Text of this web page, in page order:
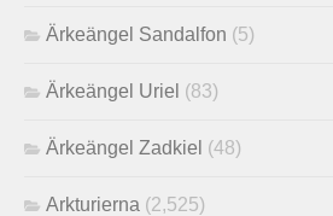
Ärkeängel Sandalfon (5)
Ärkeängel Uriel (83)
Ärkeängel Zadkiel (48)
Arkturierna (2,525)